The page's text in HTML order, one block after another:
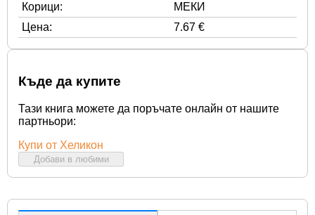
Корици:
МЕКИ
Цена:
7.67 €
Къде да купите
Тази книга можете да поръчате онлайн от нашите
партньори:
Купи от Хеликон
Добави в любими